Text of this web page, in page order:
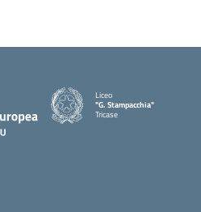
Liceo
"G. Stampacchia"
Tricase